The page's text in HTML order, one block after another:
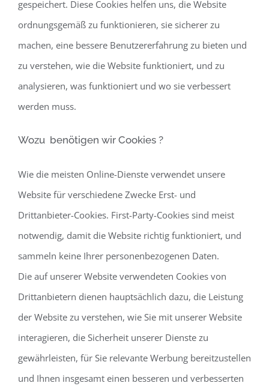
gespeichert. Diese Cookies helfen uns, die Website
ordnungsgemäß zu funktionieren, sie sicherer zu
machen, eine bessere Benutzererfahrung zu bieten und
zu verstehen, wie die Website funktioniert, und zu
analysieren, was funktioniert und wo sie verbessert
werden muss.
Wozu benötigen wir Cookies ?
Wie die meisten Online-Dienste verwendet unsere
Website für verschiedene Zwecke Erst- und
Drittanbieter-Cookies. First-Party-Cookies sind meist
notwendig, damit die Website richtig funktioniert, und
sammeln keine Ihrer personenbezogenen Daten.
Die auf unserer Website verwendeten Cookies von
Drittanbietern dienen hauptsächlich dazu, die Leistung
der Website zu verstehen, wie Sie mit unserer Website
interagieren, die Sicherheit unserer Dienste zu
gewährleisten, für Sie relevante Werbung bereitzustellen
und Ihnen insgesamt einen besseren und verbesserten